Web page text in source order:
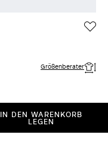
Größenberater
IN DEN WARENKORB
LEGEN